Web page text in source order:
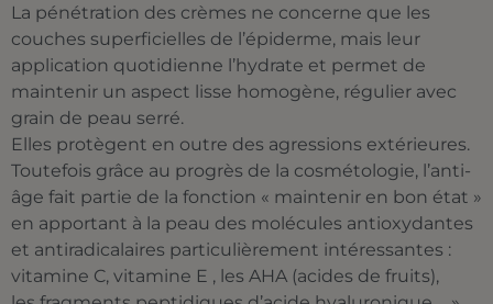
La pénétration des crèmes ne concerne que les
couches superficielles de l’épiderme, mais leur
application quotidienne l’hydrate et permet de
maintenir un aspect lisse homogène, régulier avec
grain de peau serré.
Elles protègent en outre des agressions extérieures.
Toutefois grâce au progrès de la cosmétologie, l’anti-
âge fait partie de la fonction « maintenir en bon état »
en apportant à la peau des molécules antioxydantes
et antiradicalaires particulièrement intéressantes :
vitamine C, vitamine E , les AHA (acides de fruits),